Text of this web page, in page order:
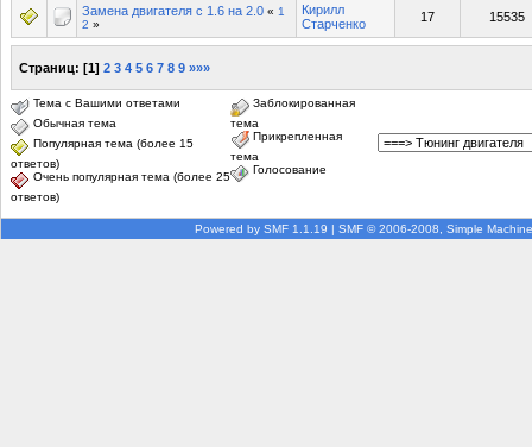
Замена двигателя с 1.6 на 2.0 « 1
2 »
Кирилл
Старченко
17 15535
Страниц: [1] 2 3 4 5 6 7 8 9 »»»
Тема с Вашими ответами
Обычная тема
Популярная тема (более 15
ответов)
Очень популярная тема (более 25
ответов)
Заблокированная
тема
Прикрепленная
тема
Голосование
Powered by SMF 1.1.19 | SMF © 2006-2008, Simple